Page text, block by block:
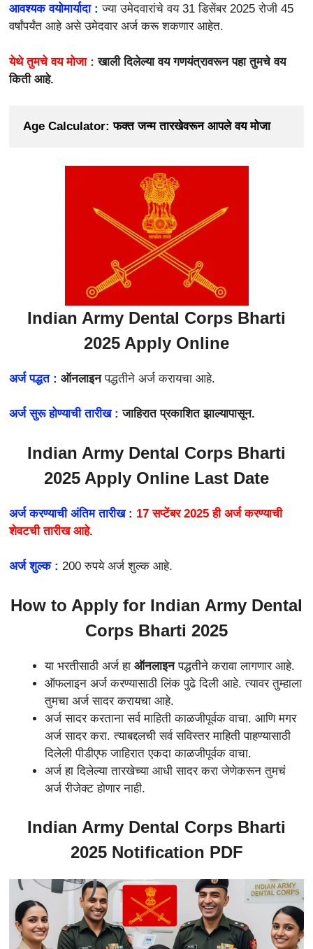
आवश्यक वयोमार्यादा :ज्या उमेदवारांचे वय 31 डिसेंबर 2025 रोजी 45
वर्षांपर्यंत आहे असे उमेदवार अर्ज करू शकणार आहेत.
येथे तुमचे वय मोजा :खाली दिलेल्या वय गणयंत्रावरून पहा तुमचे वय
किती आहे.
Age Calculator: फक्त जन्म तारखेवरून आपले वय मोजा
Indian Army Dental Corps Bharti
2025 Apply Online
अर्ज पद्धत : ऑनलाइनपद्धतीने अर्ज करायचा आहे.
अर्ज सुरू होण्याची तारीख : जाहिरात प्रकाशित झाल्यापासून.
Indian Army Dental Corps Bharti
2025 Apply Online Last Date
अर्ज करण्याची अंतिम तारीख : 17 सप्टेंबर 2025 ही अर्ज करण्याची
शेवटची तारीख आहे.
अर्ज शुल्क : 200 रुपये अर्ज शुल्क आहे.
How to Apply for Indian Army Dental
Corps Bharti 2025
या भरतीसाठी अर्ज हा ऑनलाइनपद्धतीने करावा लागणार आहे.
ऑफलाइन अर्ज करण्यासाठी लिंक पुढे दिली आहे. त्यावर तुम्हाला
तुमचा अर्ज सादर करायचा आहे.
अर्ज सादर करताना सर्व माहिती काळजीपूर्वक वाचा. आणि मगर
अर्ज सादर करा. त्याबद्दलची सर्व सविस्तर माहिती पाहण्यासाठी
दिलेली पीडीएफ जाहिरात एकदा काळजीपूर्वक वाचा.
अर्ज हा दिलेल्या तारखेच्या आधी सादर करा जेणेकरून तुमचं
अर्ज रीजेक्ट होणार नाही.
Indian Army Dental Corps Bharti
2025 Notification PDF